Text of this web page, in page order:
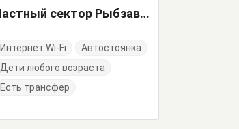
Частный сектор Рыбзаводская 88
Интернет Wi-Fi
Автостоянка
Дети любого возраста
Есть трансфер